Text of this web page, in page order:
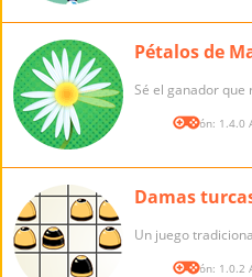
Pétalos de
Sé el ganador que
Versión: 1.4.0
Damas
Un juego
Versión: 1.0.2